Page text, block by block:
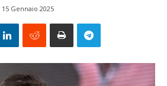
15 Gennaio 2025